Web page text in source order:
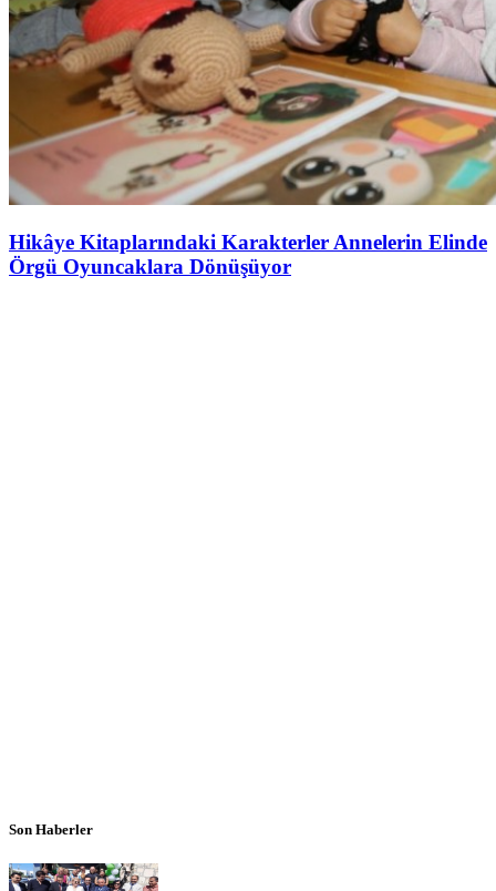
Hikâye Kitaplarındaki Karakterler Annelerin Elinde
Örgü Oyuncaklara Dönüşüyor
Son Haberler